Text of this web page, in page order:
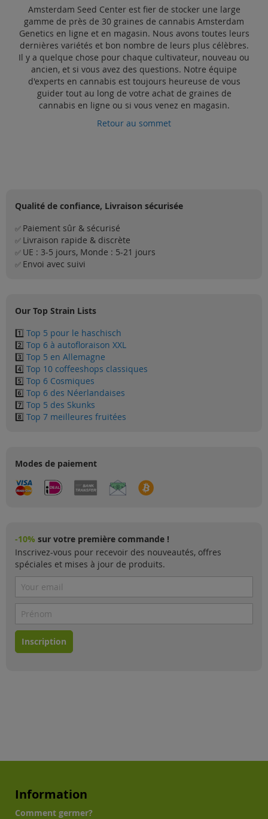
Amsterdam Seed Center est fier de stocker une large
gamme de près de 30 graines de cannabis Amsterdam
Genetics en ligne et en magasin. Nous avons toutes leurs
dernières variétés et bon nombre de leurs plus célèbres.
Il y a quelque chose pour chaque cultivateur, nouveau ou
ancien, et si vous avez des questions. Notre équipe
d'experts en cannabis est toujours heureuse de vous
guider tout au long de votre achat de graines de
cannabis en ligne ou si vous venez en magasin.
Retour au sommet
Qualité de confiance, Livraison sécurisée
✅ Paiement sûr & sécurisé
✅ Livraison rapide & discrète
✅ UE : 3-5 jours, Monde : 5-21 jours
✅ Envoi avec suivi
Our Top Strain Lists
1️⃣ Top 5 pour le haschisch
2️⃣ Top 6 à autofloraison XXL
3️⃣ Top 5 en Allemagne
4️⃣ Top 10 coffeeshops classiques
5️⃣ Top 6 Cosmiques
6️⃣ Top 6 des Néerlandaises
7️⃣ Top 5 des Skunks
8️⃣ Top 7 meilleures fruitées
Modes de paiement
-10% sur votre première commande !
Inscrivez-vous pour recevoir des nouveautés, offres
spéciales et mises à jour de produits.
Inscription
Information
Comment germer?